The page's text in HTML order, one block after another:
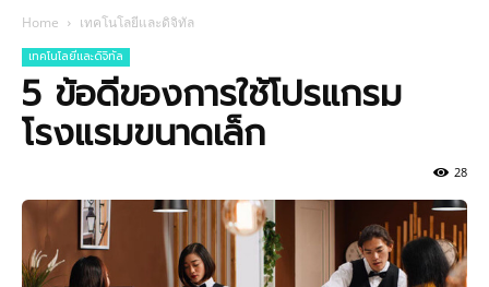
Home เทคโนโลยีและดิจิทัล
เทคโนโลยีและดิจิทัล
5 ข้อดีของการใช้โปรแกรม
โรงแรมขนาดเล็ก
28